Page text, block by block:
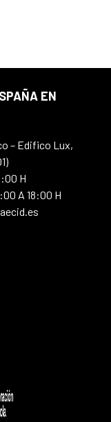
EN
– Edifico Lux,
H
A 18:00 H